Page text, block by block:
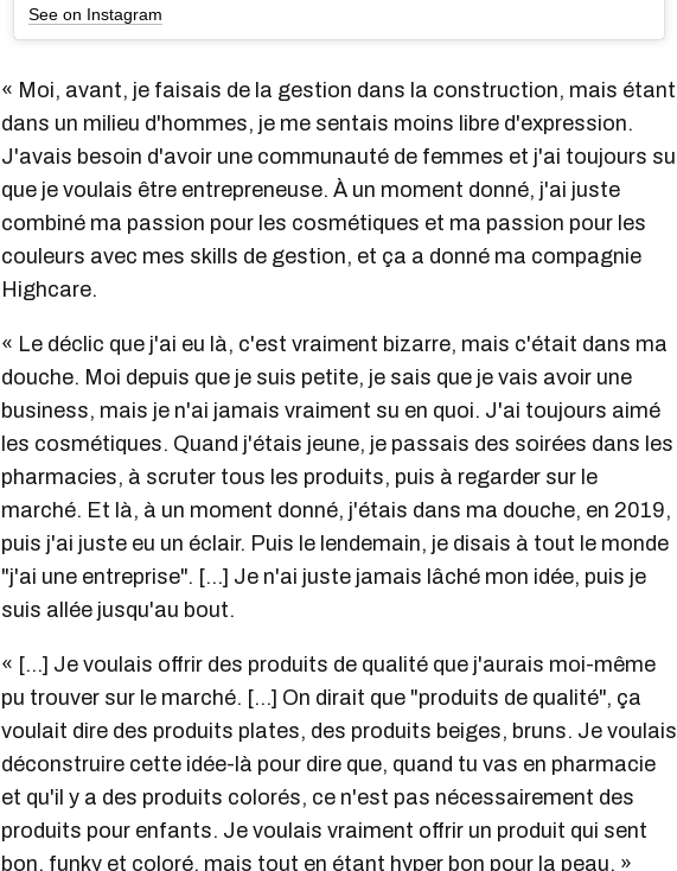
See on Instagram
« Moi, avant, je faisais de la gestion dans la construction, mais étant
dans un milieu d'hommes, je me sentais moins libre d'expression.
J'avais besoin d'avoir une communauté de femmes et j'ai toujours su
que je voulais être entrepreneuse. À un moment donné, j'ai juste
combiné ma passion pour les cosmétiques et ma passion pour les
couleurs avec mes skills de gestion, et ça a donné ma compagnie
Highcare.
« Le déclic que j'ai eu là, c'est vraiment bizarre, mais c'était dans ma
douche. Moi depuis que je suis petite, je sais que je vais avoir une
business, mais je n'ai jamais vraiment su en quoi. J'ai toujours aimé
les cosmétiques. Quand j'étais jeune, je passais des soirées dans les
pharmacies, à scruter tous les produits, puis à regarder sur le
marché. Et là, à un moment donné, j'étais dans ma douche, en 2019,
puis j'ai juste eu un éclair. Puis le lendemain, je disais à tout le monde
"j'ai une entreprise". [...] Je n'ai juste jamais lâché mon idée, puis je
suis allée jusqu'au bout.
« [...] Je voulais offrir des produits de qualité que j'aurais moi-même
pu trouver sur le marché. [...] On dirait que "produits de qualité", ça
voulait dire des produits plates, des produits beiges, bruns. Je voulais
déconstruire cette idée-là pour dire que, quand tu vas en pharmacie
et qu'il y a des produits colorés, ce n'est pas nécessairement des
produits pour enfants. Je voulais vraiment offrir un produit qui sent
bon, funky et coloré, mais tout en étant hyper bon pour la peau. »